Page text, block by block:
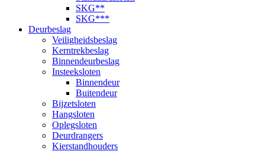
SKG**
SKG***
Deurbeslag
Veiligheidsbeslag
Kerntrekbeslag
Binnendeurbeslag
Insteeksloten
Binnendeur
Buitendeur
Bijzetsloten
Hangsloten
Oplegsloten
Deurdrangers
Kierstandhouders